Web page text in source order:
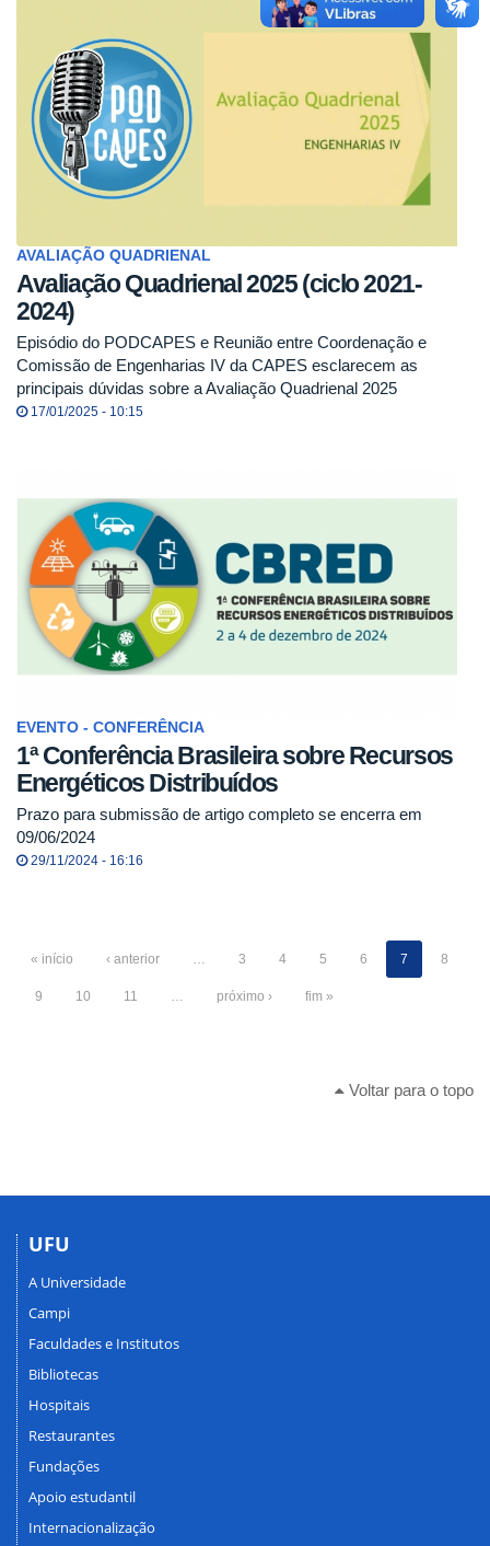
AVALIAÇÃO QUADRIENAL
Avaliação Quadrienal 2025 (ciclo 2021-
2024)
Episódio do PODCAPES e Reunião entre Coordenação e
Comissão de Engenharias IV da CAPES esclarecem as
principais dúvidas sobre a Avaliação Quadrienal 2025
17/01/2025 - 10:15
EVENTO - CONFERÊNCIA
1ª Conferência Brasileira sobre Recursos
Energéticos Distribuídos
Prazo para submissão de artigo completo se encerra em
09/06/2024
29/11/2024 - 16:16
« início ‹ anterior 3 4 5 6 7 8
9 10 11 próximo › fim »
Voltar para o topo
UFU
A Universidade
Campi
Faculdades e Institutos
Bibliotecas
Hospitais
Restaurantes
Fundações
Apoio estudantil
Internacionalização